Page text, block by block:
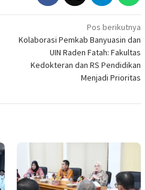
Pos berikutnya
Kolaborasi Pemkab Banyuasin dan
UIN Raden Fatah: Fakultas
Kedokteran dan RS Pendidikan
Menjadi Prioritas